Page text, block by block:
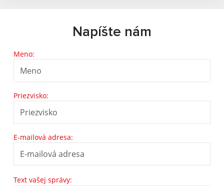
Napíšte nám
Meno:
Priezvisko:
E-mailová adresa:
Text vašej správy: